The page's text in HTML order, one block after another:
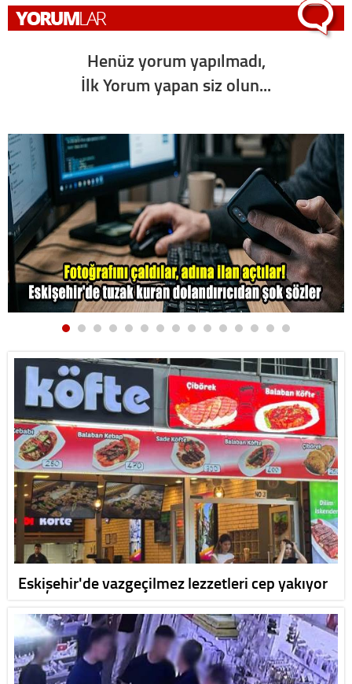
Henüz yorum yapılmadı,
İlk Yorum yapan siz olun...
Eskişehir'de vazgeçilmez lezzetleri cep yakıyor